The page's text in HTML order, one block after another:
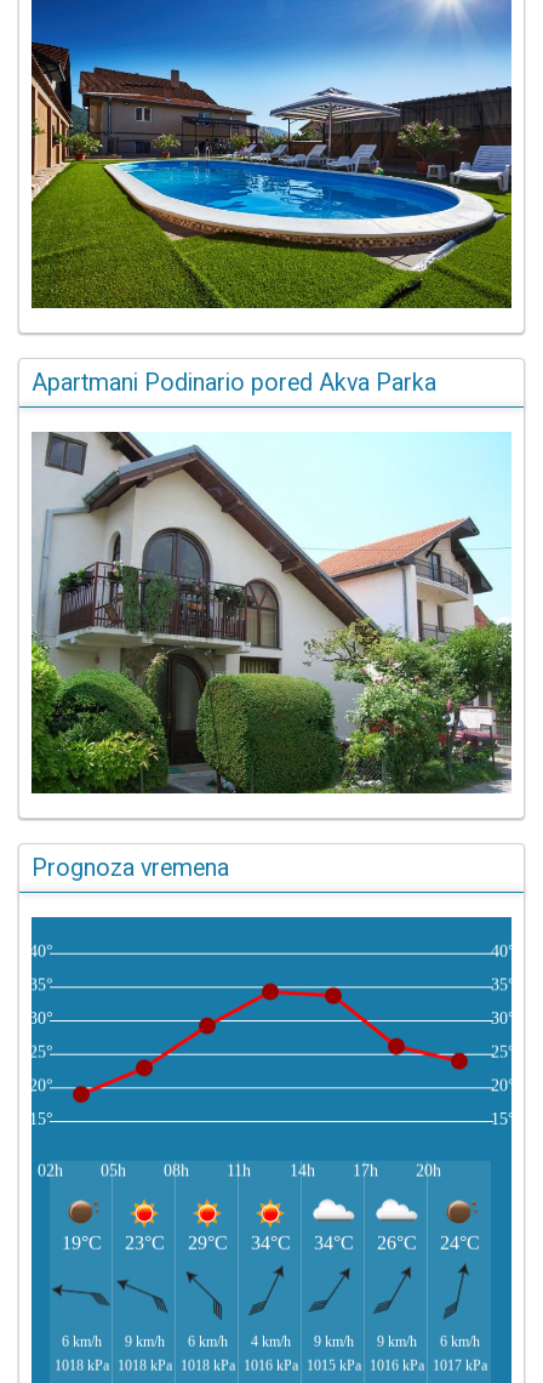
Apartmani Podinario pored Akva Parka
Prognoza vremena